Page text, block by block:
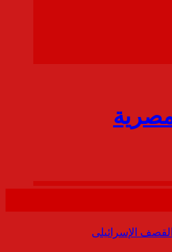
الإسرائيلى